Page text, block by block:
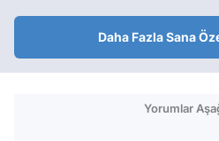
Daha Fazla Sana
Yorumlar